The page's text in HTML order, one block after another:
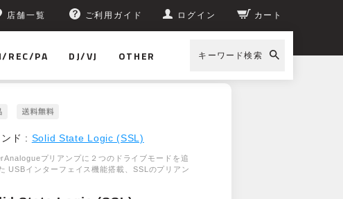
店舗一覧 ご利用ガイド ログイン カート
REC/PA DJ/VJ OTHER キーワード検索
ド : Solid State Logic (SSL)
プリアンプに２つのドライブモードを追
USBインターフェイス機能搭載、SSLのプリアン